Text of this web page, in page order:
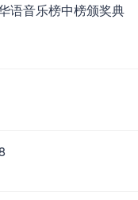
语音乐榜中榜颁奖典